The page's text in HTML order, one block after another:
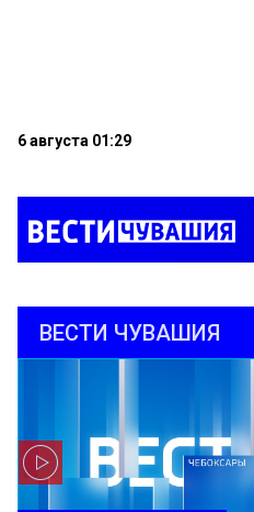
6 августа 01:29
ВЕСТИ ЧУВАШИЯ